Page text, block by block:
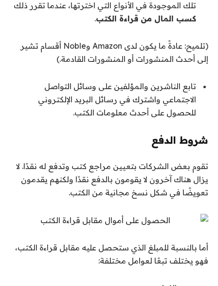
تلك الموجودة في الأنواع التي اخترتها، عندما تقرر ذلك
كسب المال من قراءة الكتب.
(تلميح: عادةً ما يكون لدى Amazon وNoble أقسام تشير
إلى أحدث المنشورات أو المنشورات القادمة.)
تابع الناشرين والمؤلفين على وسائل التواصل
الاجتماعي واشترك في رسائل البريد الإلكتروني
للحصول على أحدث معلومات الكتب.
شروط الدفع
تقوم بعض الشركات بتعيين مراجع كتب وتدفع له نقدًا. لا
يزال هناك آخرون لا يقومون بالدفع نقدًا ولكنهم يقدمون
تعويضًا في شكل نسخ مجانية من الكتب.
أما بالنسبة للمبلغ الذي ستحصل عليه مقابل قراءة الكتب،
فهو يختلف تبعًا لعوامل مختلفة: